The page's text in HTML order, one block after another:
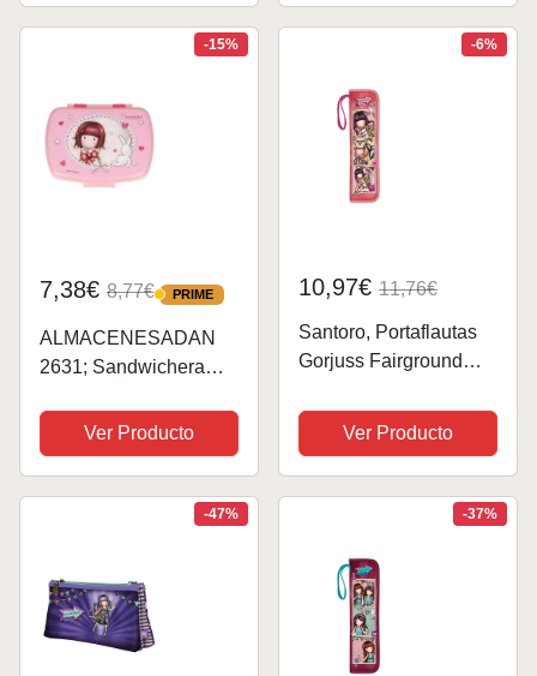
Multicolor, Talla única
única
-15%
7,38€ 8,77€ PRIME
PRIME
ALMACENESADAN
2631; Sandwichera
gorjuss, Producto de
plástico, Libre BPA;
Dimensiones Interiores
Ver Producto
-6%
10,97€ 11,76€
Santoro, Portaflautas
Gorjuss Fairground
10X36X2,5Cm Unisex
niños, Multicolor, Talla
única
Ver Producto
-47% -37%